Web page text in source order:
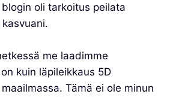
oli tarkoitus peilata
me laadimme
kuin läpileikkaus 5D
Tämä ei ole minun